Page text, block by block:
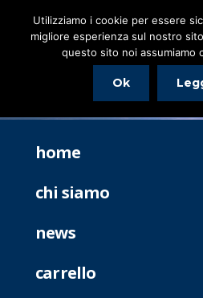
home
chi siamo
news
carrello
Utilizziamo i cookie per essere
migliore esperienza sul nostro
questo sito noi assumiamo
Ok